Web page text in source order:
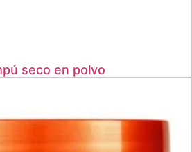
seco en polvo